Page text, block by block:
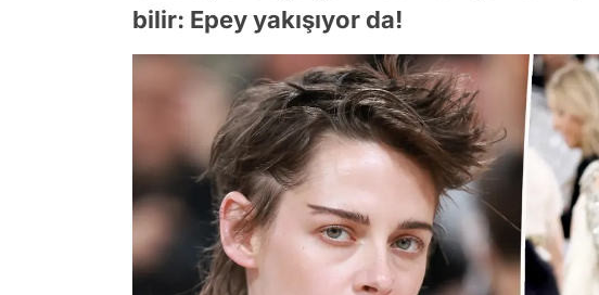
bilir: Epey yakışıyor da!